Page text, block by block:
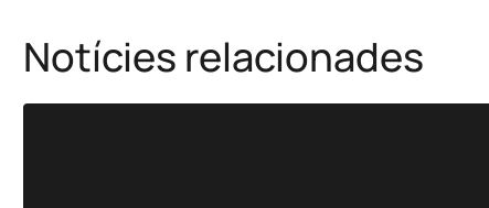
Notícies relacionades